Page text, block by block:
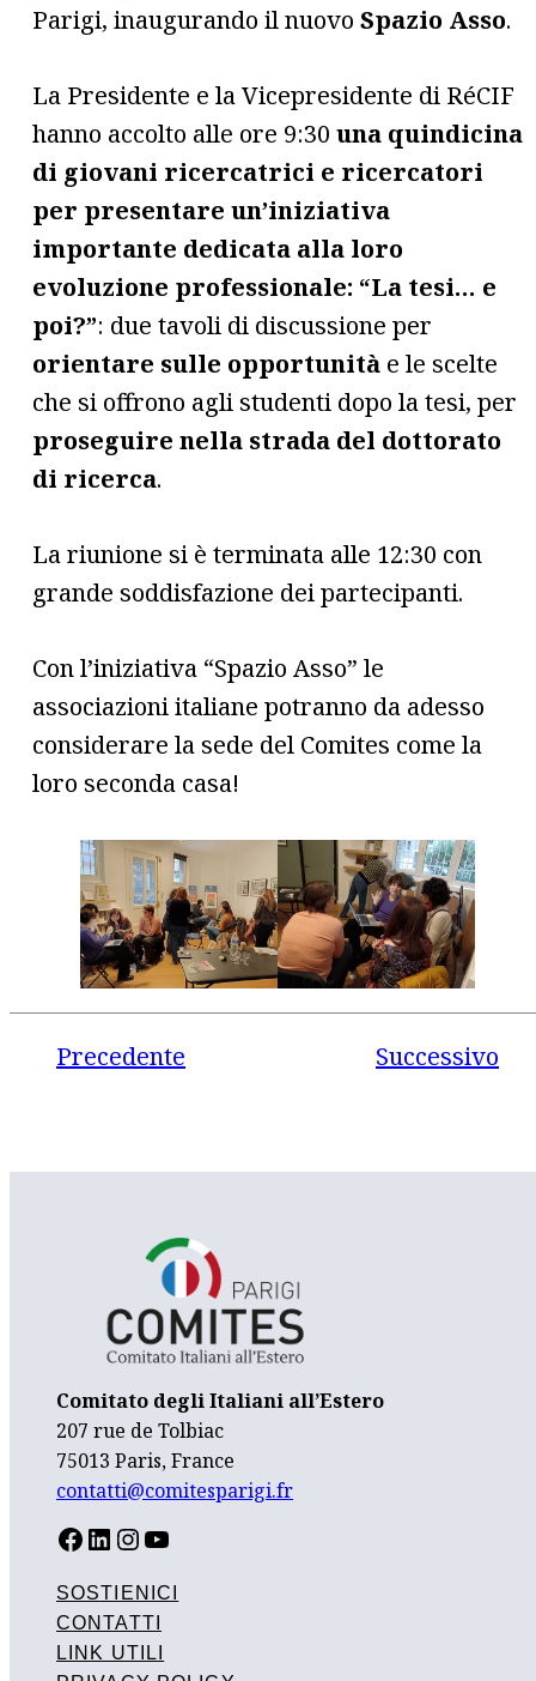
Parigi, inaugurando il nuovo Spazio Asso.
La Presidente e la Vicepresidente di RéCIF
hanno accolto alle ore 9:30 una quindicina
di giovani ricercatrici e ricercatori
per presentare un’iniziativa
importante dedicata alla loro
evoluzione professionale: “La tesi… e
poi?”: due tavoli di discussione per
orientare sulle opportunità e le scelte
che si offrono agli studenti dopo la tesi, per
proseguire nella strada del dottorato
di ricerca.
La riunione si è terminata alle 12:30 con
grande soddisfazione dei partecipanti.
Con l’iniziativa “Spazio Asso” le
associazioni italiane potranno da adesso
considerare la sede del Comites come la
loro seconda casa!
Precedente Successivo
Comitato degli Italiani all’Estero
207 rue de Tolbiac
75013 Paris, France
contatti@comitesparigi.fr
FACEBOOK LINKEDIN INSTAGRAM YOUTUBE
SOSTIENICI
CONTATTI
LINK UTILI